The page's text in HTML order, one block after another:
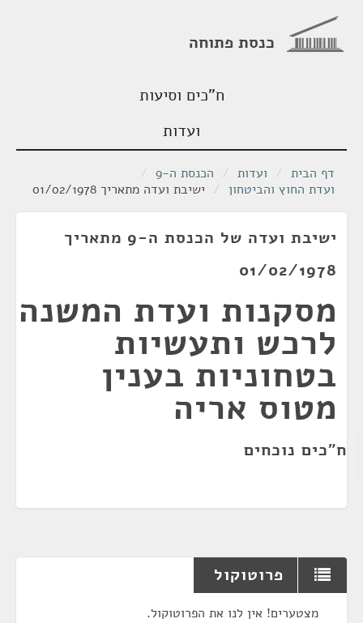
כנסת פתוחה
ח"כים וסיעות
ועדות
דף הבית / ועדות / הכנסת ה-9
/
ועדת החוץ והביטחון / ישיבת ועדה מתאריך 01/02/1978
ישיבת ועדה של הכנסת ה-9 מתאריך
01/02/1978
מסקנות ועדת המשנה
לרכש ותעשיות
בטחוניות בענין
מטוס אריה
ח"כים נוכחים
פרוטוקול
מצטערים! אין לנו את הפרוטוקול.